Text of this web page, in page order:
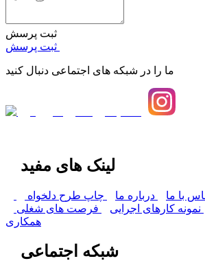
ثبت پرسش
ما را در شبکه های اجتماعی دنبال کنید
لینک های مفید
با ما درباره ما
چاپ طرح دلخواه
نمونه کارهای اجرایی
فرصت های شغلی
همکاری
شبکه اجتماعی